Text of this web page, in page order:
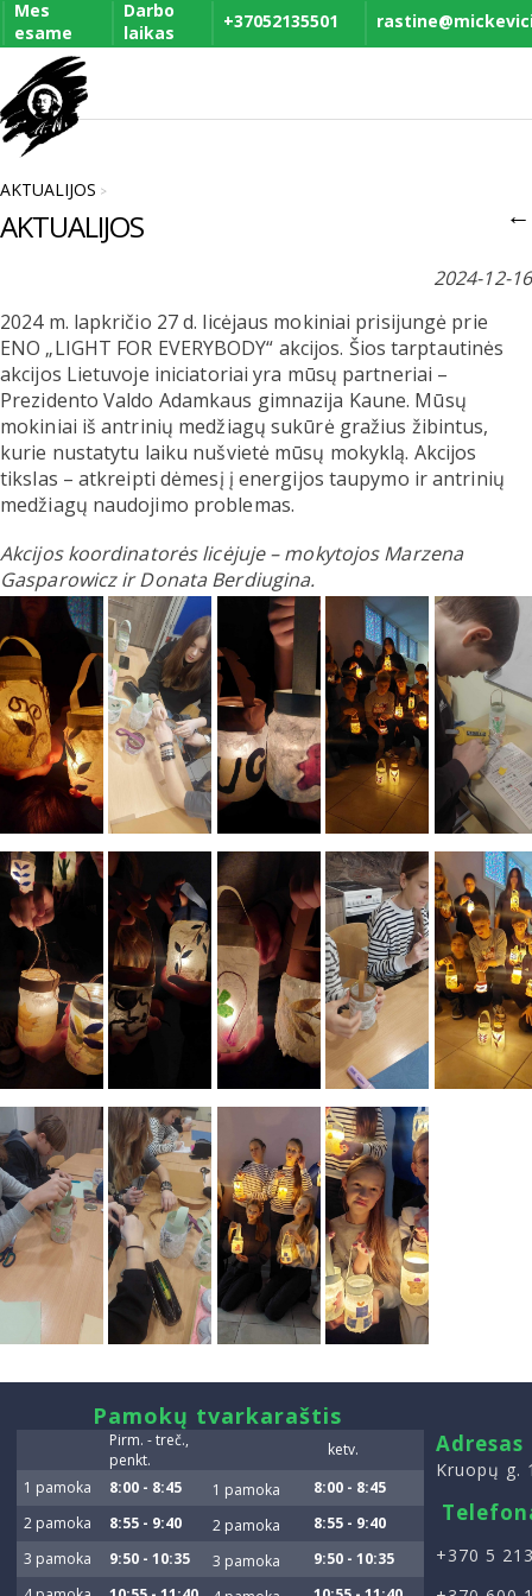
Mes
esame
Darbo
laikas
+37052135501
AKTUALIJOS >
AKTUALIJOS ←
2024-12-16
2024 m. lapkričio 27 d. licėjaus mokiniai prisijungė prie
ENO „LIGHT FOR EVERYBODY“ akcijos. Šios tarptautinės
akcijos Lietuvoje iniciatoriai yra mūsų partneriai –
Prezidento Valdo Adamkaus gimnazija Kaune. Mūsų
mokiniai iš antrinių medžiagų sukūrė gražius žibintus,
kurie nustatytu laiku nušvietė mūsų mokyklą. Akcijos
tikslas – atkreipti dėmesį į energijos taupymo ir antrinių
medžiagų naudojimo problemas.
Akcijos koordinatorės licėjuje – mokytojos Marzena
Gasparowicz ir Donata Berdiugina.
Pamokų tvarkaraštis
Pirm. - treč.,
penkt.
ketv.
1 pamoka
8:00 - 8:45 1 pamoka
8:00 - 8:45
2 pamoka
8:55 - 9:40 2 pamoka
8:55 - 9:40
3 pamoka
9:50 - 10:35 3 pamoka
9:50 - 10:35
Adresas
Kruopų g.
+370 5